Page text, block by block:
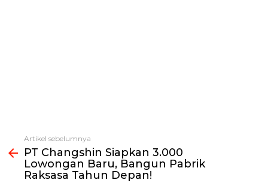
Lihat
selengkapnya
Artikel sebelumnya
PT Changshin Siapkan 3.000
Lowongan Baru, Bangun Pabrik
Raksasa Tahun Depan!